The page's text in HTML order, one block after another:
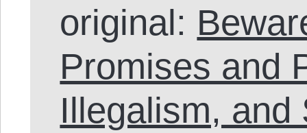
original:
Promises and
Illegalism, and